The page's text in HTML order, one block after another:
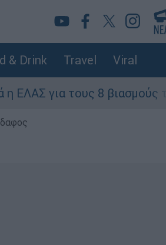
& Drink Travel Viral
8 βιασμούς